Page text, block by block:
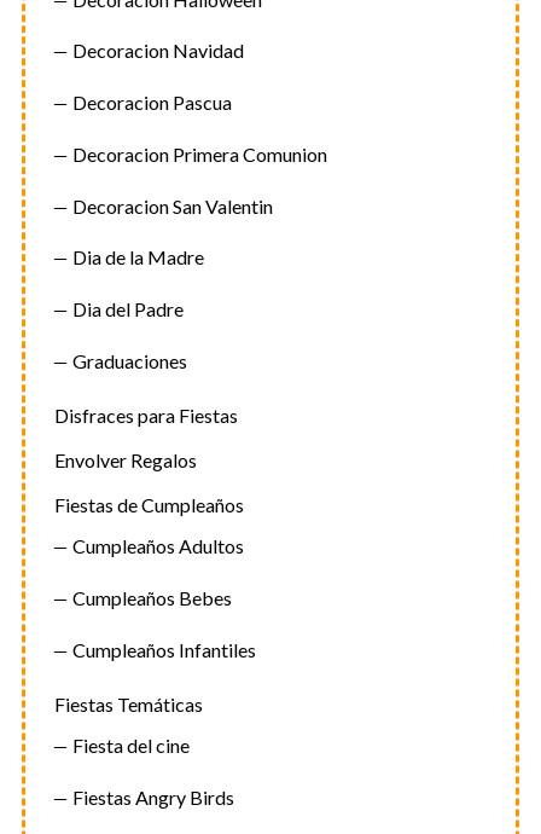
Decoracion Navidad
Decoracion Pascua
Decoracion Primera Comunion
Decoracion San Valentin
Dia de la Madre
Dia del Padre
Graduaciones
Disfraces para Fiestas
Envolver Regalos
Fiestas de Cumpleaños
Cumpleaños Adultos
Cumpleaños Bebes
Cumpleaños Infantiles
Fiestas Temáticas
Fiesta del cine
Fiestas Angry Birds